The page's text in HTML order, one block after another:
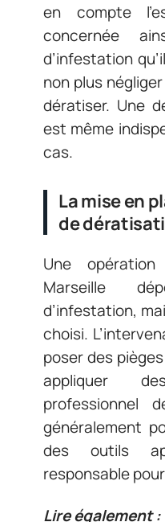
en compte
concernée
d’infestation
non plus
dératiser. Une
est même
cas.
La mise en
de
Une
Marseille
d’infestation,
choisi.
poser des
appliquer
professionnel
généralement
des outils
responsable
Lire également :